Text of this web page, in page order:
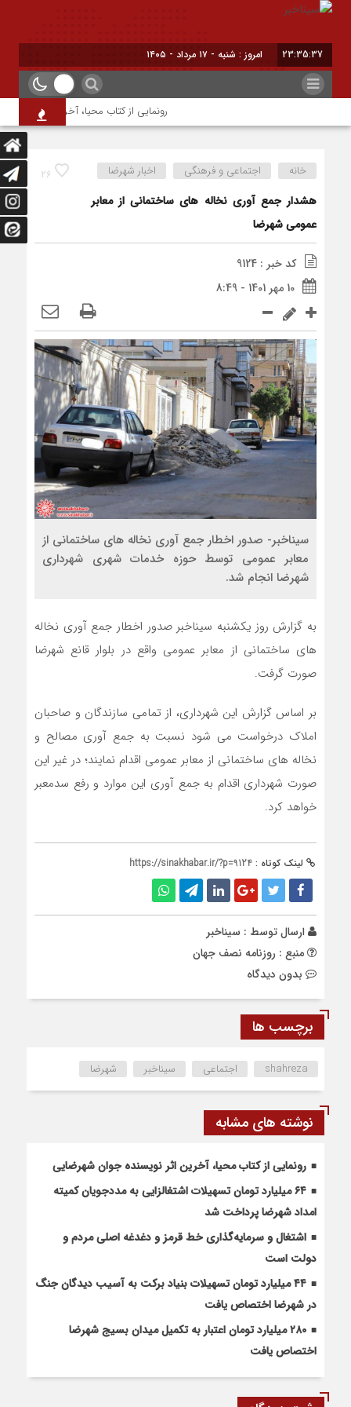
23:35:37 امروز : شنبه - ۱۷ مرداد - ۱۴۰۵
رونمایی از کتاب محیا، آخرین اثر
26 خانه اجتماعی و فرهنگی اخبار شهرضا
هشدار جمع آوری نخاله های ساختمانی از معابر
عمومی شهرضا
کد خبر : 9124
10 مهر 1401 - 8:49
سیناخبر- صدور اخطار جمع آوری نخاله های ساختمانی از
معابر عمومی توسط حوزه خدمات شهری شهرداری
شهرضا انجام شد.
به گزارش روز یکشنبه سیناخبر صدور اخطار جمع آوری نخاله
های ساختمانی از معابر عمومی واقع در بلوار قانع شهرضا
صورت گرفت.
بر اساس گزارش این شهرداری، از تمامی سازندگان و صاحبان
املاک درخواست می شود نسبت به جمع آوری مصالح و
نخاله های ساختمانی از معابر عمومی اقدام نمایند؛ در غیر این
صورت شهرداری اقدام به جمع آوری این موارد و رفع سدمعبر
خواهد کرد.
لینک کوتاه : https://sinakhabar.ir/?p=9124
ارسال توسط : سیناخبر
منبع : روزنامه نصف جهان
بدون دیدگاه
برچسب ها
shahreza اجتماعی سیناخبر شهرضا
نوشته های مشابه
رونمایی از کتاب محیا، آخرین اثر نویسنده جوان شهرضایی
۶۴ میلیارد تومان تسهیلات اشتغالزایی به مددجویان کمیته
امداد شهرضا پرداخت شد
اشتغال و سرمایه‌گذاری خط قرمز و دغدغه اصلی مردم و
دولت است
۴۴ میلیارد تومان تسهیلات بنیاد برکت به آسیب دیدگان جنگ
در شهرضا اختصاص یافت
۲۸۰ میلیارد تومان اعتبار به تکمیل میدان بسیج شهرضا
اختصاص یافت